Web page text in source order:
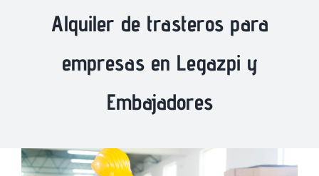
Alquiler de trasteros para
empresas en Legazpi y
Embajadores